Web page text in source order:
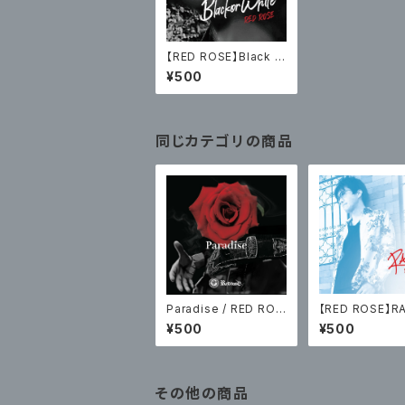
【RED ROSE】Black o
r White
¥500
同じカテゴリの商品
Paradise / RED ROS
E
¥500
【RED ROSE】
¥500
その他の商品